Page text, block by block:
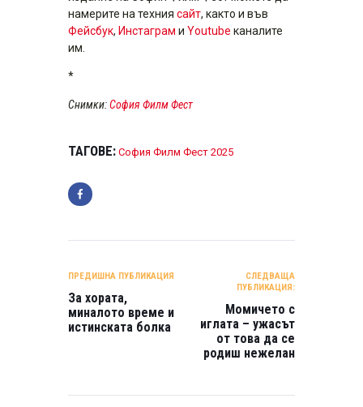
намерите на техния сайт, както и във
Фейсбук, Инстаграм и Youtube каналите
им.
*
Снимки:София Филм Фест
ТАГОВЕ: София Филм Фест 2025
ПРЕДИШНА ПУБЛИКАЦИЯ
За хората,
миналото време и
истинската болка
СЛЕДВАЩА
ПУБЛИКАЦИЯ:
Момичето с
иглата – ужасът
от това да се
родиш нежелан